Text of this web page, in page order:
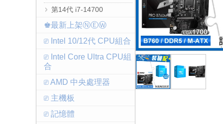
第14代 i7-14700
♚最新上架ⓃⒺⓌ
⎚ Intel 10/12代 CPU組合
⎚ Intel Core Ultra CPU組
合
⎚ AMD 中央處理器
⎚ 主機板
⎚ 記憶體